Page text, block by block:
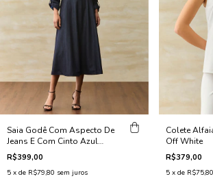
Saia Godê Com Aspecto De
Jeans E Com Cinto Azul
Jeans
R$399,00
5 x de R$79,80 sem juros
Colete
Off White
R$379,00
5 x de R$75,80